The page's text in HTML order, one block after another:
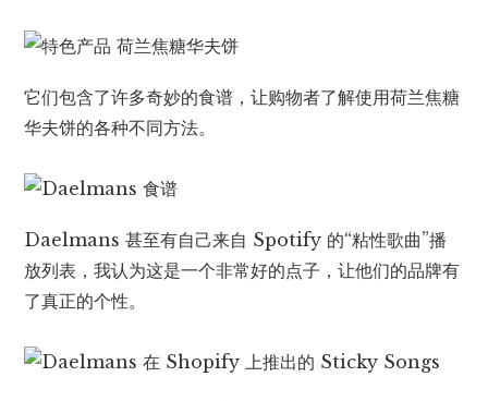
它们包含了许多奇妙的食谱，让购物者了解使用荷兰焦糖
华夫饼的各种不同方法。
Daelmans 甚至有自己来自 Spotify 的“粘性歌曲”播
放列表，我认为这是一个非常好的点子，让他们的品牌有
了真正的个性。